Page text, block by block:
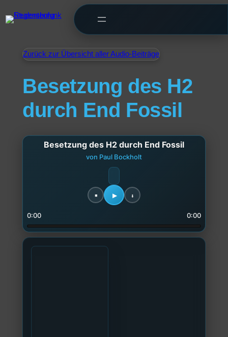
Zurück zur Übersicht aller Audio-Beiträge
Besetzung des H2
durch End Fossil
Besetzung des H2 durch End Fossil
von Paul Bockholt
0:00 0:00